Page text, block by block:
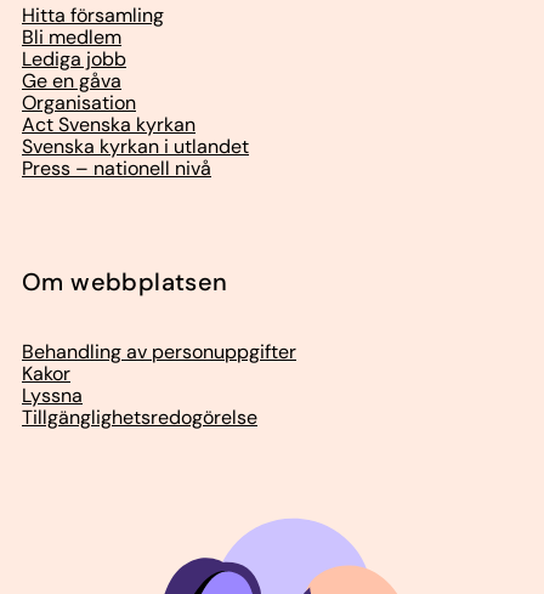
Hitta församling
Bli medlem
Lediga jobb
Ge en gåva
Organisation
Act Svenska kyrkan
Svenska kyrkan i utlandet
Press – nationell nivå
Om webbplatsen
Behandling av personuppgifter
Kakor
Lyssna
Tillgänglighetsredogörelse